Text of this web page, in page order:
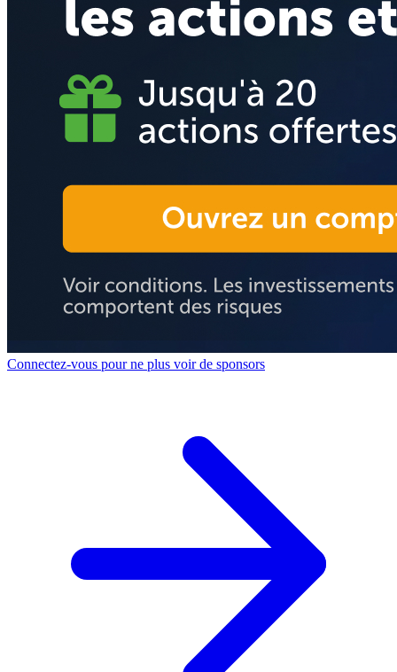
Connectez-vous pour ne plus voir de sponsors